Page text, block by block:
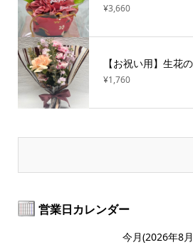
¥3,660
【お祝い用】生花
¥1,760
営業日カレンダー
今月(2026年8